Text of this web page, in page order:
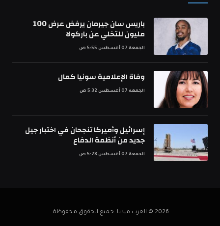
باريس سان جيرمان يرفض عرض 100
مليون للتخلي عن باركولا
الجمعة 07 أغسطس 5:55 ص
وفاة الإعلامية سونيا كمال
الجمعة 07 أغسطس 5:32 ص
إسرائيل وأميركا تنجحان في اختبار جيل
جديد من أنظمة الدفاع
الجمعة 07 أغسطس 5:28 ص
2026 © العرب ميديا. جميع الحقوق محفوظة.